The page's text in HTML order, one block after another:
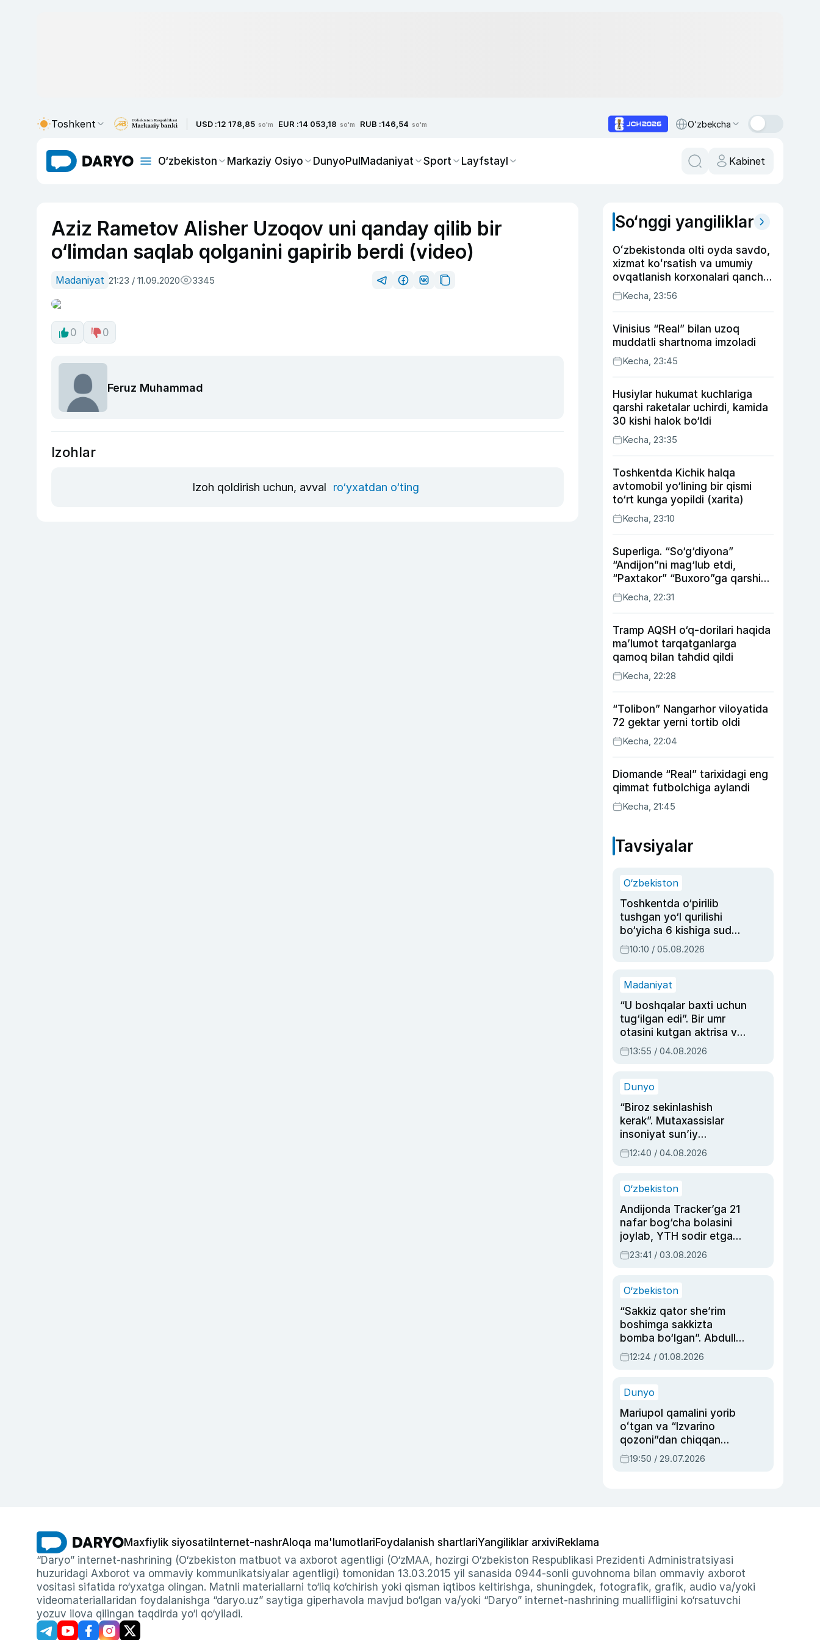
Toshkent USD :12 178,85 so'm EUR :14 053,18 so'm RUB :146,54 so'm O‘zbekcha
O‘zbekiston Markaziy Osiyo DunyoPulMadaniyat Sport Layfstayl Kabinet
Aziz Rametov Alisher Uzoqov uni qanday qilib bir
o‘limdan saqlab qolganini gapirib berdi (video)
Madaniyat 21:23 / 11.09.2020 3345
0 0
Feruz Muhammad
Izohlar
Izoh qoldirish uchun, avval ro‘yxatdan o‘ting
So‘nggi yangiliklar
Oʻzbekistonda olti oyda savdo,
xizmat koʻrsatish va umumiy
ovqatlanish korxonalari qancha
soliq toʻlagani ochiqlandi
Kecha, 23:56
Vinisius “Real” bilan uzoq
muddatli shartnoma imzoladi
Kecha, 23:45
Husiylar hukumat kuchlariga
qarshi raketalar uchirdi, kamida
30 kishi halok bo‘ldi
Kecha, 23:35
Toshkentda Kichik halqa
avtomobil yo‘lining bir qismi
to‘rt kunga yopildi (xarita)
Kecha, 23:10
Superliga. “So‘g‘diyona”
“Andijon”ni mag‘lub etdi,
“Paxtakor” “Buxoro”ga qarshi
bahsda g‘alabani qo‘ldan
chiqardi
Kecha, 22:31
Tramp AQSH o‘q-dorilari haqida
ma’lumot tarqatganlarga
qamoq bilan tahdid qildi
Kecha, 22:28
“Tolibon” Nangarhor viloyatida
72 gektar yerni tortib oldi
Kecha, 22:04
Diomande “Real” tarixidagi eng
qimmat futbolchiga aylandi
Kecha, 21:45
Tavsiyalar
O‘zbekiston
Toshkentda o‘pirilib
tushgan yo‘l qurilishi
bo‘yicha 6 kishiga sud
hukmi o‘qildi
10:10 / 05.08.2026
Madaniyat
“U boshqalar baxti uchun
tug‘ilgan edi”. Bir umr
otasini kutgan aktrisa va
dublyaj ustasi Rimma
Ahmedovaning
13:55 / 04.08.2026
Dunyo
“Biroz sekinlashish
kerak”. Mutaxassislar
insoniyat sun’iy
intellektni boshqara
olmay qolishidan xavotir
12:40 / 04.08.2026
O‘zbekiston
Andijonda Tracker’ga 21
nafar bog‘cha bolasini
joylab, YTH sodir etgan
ayolga sud hukmi o‘qildi
23:41 / 03.08.2026
O‘zbekiston
“Sakkiz qator she’rim
boshimga sakkizta
bomba bo‘lgan”. Abdulla
Oripovni siyosiy
ayblovlardan asrab
12:24 / 01.08.2026
Dunyo
Mariupol qamalini yorib
oʻtgan va “Izvarino
qozoni”dan chiqqan
qahramon — Ukraina
armiyasi bosh
19:50 / 29.07.2026
Maxfiylik siyosati Internet-nashrAloqa ma'lumotlariFoydalanish shartlariYangiliklar arxiviReklama
“Daryo” internet-nashrining (O‘zbekiston matbuot va axborot agentligi (O‘zMAA, hozirgi O‘zbekiston Respublikasi Prezidenti Administratsiyasi
huzuridagi Axborot va ommaviy kommunikatsiyalar agentligi) tomonidan 13.03.2015 yil sanasida 0944-sonli guvohnoma bilan ommaviy axborot
vositasi sifatida ro‘yxatga olingan. Matnli materiallarni to‘liq ko‘chirish yoki qisman iqtibos keltirishga, shuningdek, fotografik, grafik, audio va/yoki
videomateriallaridan foydalanishga “daryo.uz” saytiga giperhavola mavjud bo‘lgan va/yoki “Daryo” internet-nashrining muallifligini ko‘rsatuvchi
yozuv ilova qilingan taqdirda yo‘l qo‘yiladi.